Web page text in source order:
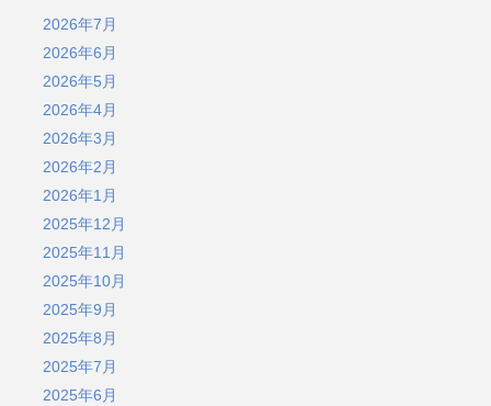
2026年7月
2026年6月
2026年5月
2026年4月
2026年3月
2026年2月
2026年1月
2025年12月
2025年11月
2025年10月
2025年9月
2025年8月
2025年7月
2025年6月